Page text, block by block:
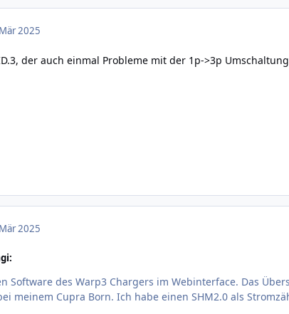
2025
der auch einmal Probleme mit der 1p->3p
2025
Software des Warp3 Chargers im Webinterface. Das
meinem Cupra Born. Ich habe einen SHM2.0 als